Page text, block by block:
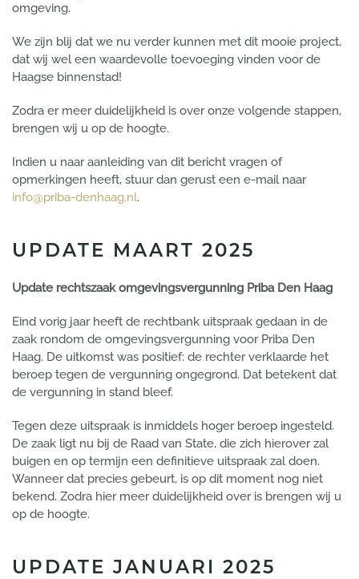
omgeving.
We zijn blij dat we nu verder kunnen met dit mooie project,
dat wij wel een waardevolle toevoeging vinden voor de
Haagse binnenstad!
Zodra er meer duidelijkheid is over onze volgende stappen,
brengen wij u op de hoogte.
Indien u naar aanleiding van dit bericht vragen of
opmerkingen heeft, stuur dan gerust een e-mail naar
info@priba-denhaag.nl.
UPDATE MAART 2025
Update rechtszaak omgevingsvergunning Priba Den Haag
Eind vorig jaar heeft de rechtbank uitspraak gedaan in de
zaak rondom de omgevingsvergunning voor Priba Den
Haag. De uitkomst was positief: de rechter verklaarde het
beroep tegen de vergunning ongegrond. Dat betekent dat
de vergunning in stand bleef.
Tegen deze uitspraak is inmiddels hoger beroep ingesteld.
De zaak ligt nu bij de Raad van State, die zich hierover zal
buigen en op termijn een definitieve uitspraak zal doen.
Wanneer dat precies gebeurt, is op dit moment nog niet
bekend. Zodra hier meer duidelijkheid over is brengen wij u
op de hoogte.
UPDATE JANUARI 2025